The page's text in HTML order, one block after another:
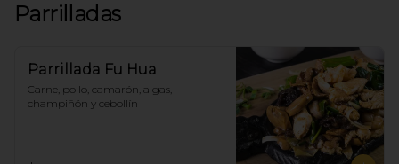
Parrilladas
Parrillada Fu Hua
Carne, pollo, camarón, algas,
champiñón y cebollín